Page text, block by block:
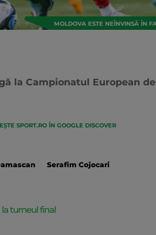
MOLDOVA ESTE NEÎNVINSĂ ÎN
la Campionatul European
SPORT.RO ÎN GOOGLE DISCOVER
Serafim Cojocari
turneul final